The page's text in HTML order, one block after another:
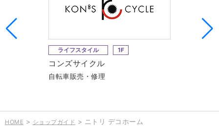
ライフスタイル 1F
コンズサイクル
自転車販売・修理
HOME > ショップガイド > ニトリ デコホーム